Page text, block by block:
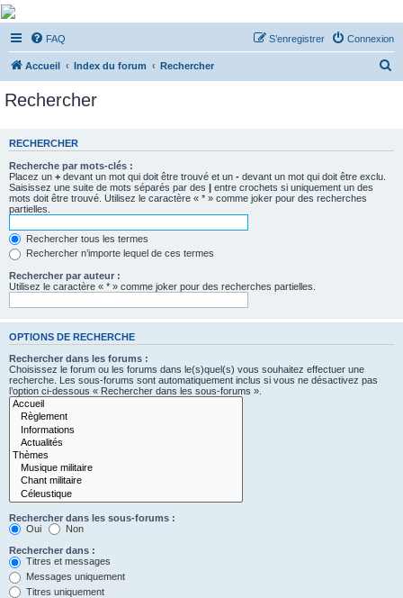
De Musicae Militari -
Forums
Forums de discussions
FAQ Connexion
S’enregistrer
Accueil Index du forum Rechercher
e
Rechercher
RECHERCHER
Recherche par mots-clés :
Placez un + devant un mot qui doit être trouvé et un - devant un mot qui doit être exclu.
Saisissez une suite de mots séparés par des | entre crochets si uniquement un des
mots doit être trouvé. Utilisez le caractère « * » comme joker pour des recherches
partielles.
Rechercher tous les termes
Rechercher n’importe lequel de ces termes
Rechercher par auteur :
Utilisez le caractère « * » comme joker pour des recherches partielles.
OPTIONS DE RECHERCHE
Rechercher dans les forums :
Choisissez le forum ou les forums dans le(s)quel(s) vous souhaitez effectuer une
recherche. Les sous-forums sont automatiquement inclus si vous ne désactivez pas
l’option ci-dessous « Rechercher dans les sous-forums ».
Rechercher dans les sous-forums :
Oui
Non
Rechercher dans :
Titres et messages
Messages uniquement
Titres uniquement